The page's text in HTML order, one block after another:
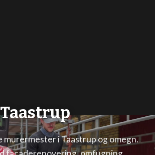
murermester i Taastrup og omegn.